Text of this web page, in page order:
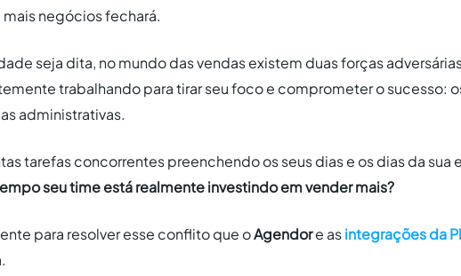
negócios fechará.
seja dita, no mundo das vendas existem duas forças
trabalhando para tirar seu foco e comprometer o sucesso:
administrativas.
tarefas concorrentes preenchendo os seus dias e os dias da sua
seu time está realmente investindo em vender mais?
para resolver esse conflito que oAgendore asintegrações da